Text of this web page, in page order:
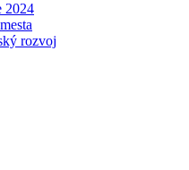
2024
rozvoj